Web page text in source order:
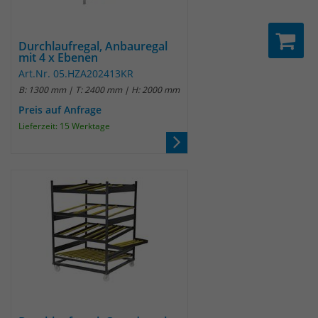
Durchlaufregal, Anbauregal
mit 4 x Ebenen
Art.Nr. 05.HZA202413KR
B: 1300 mm | T: 2400 mm | H: 2000 mm
Preis auf Anfrage
Lieferzeit: 15 Werktage
unzugänglich.
Name _pk_ref
Anbieter Matomo
Das Cookie wird von Matomo
instralliert. Das Cookie wird verwendet,
um Besucher-, Sitzungs- und
Kampagnendaten zu berechnen und
die Nutzung der Website für den
Analysebericht der Website zu